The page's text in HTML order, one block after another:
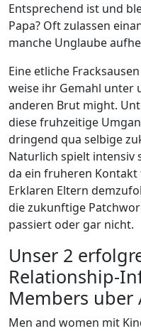
Entsprechend ist und
Papa? Oft zulassen
manche Unglaube
Eine etliche
weise ihr Gemahl unter
anderen Brut might.
diese fruhzeitige
dringend qua selbige
Naturlich spielt intensiv
da ein fruheren
Erklaren Eltern
die zukunftige
passiert oder gar nicht.
Unser 2
Relationship-
Members
Men and women mit